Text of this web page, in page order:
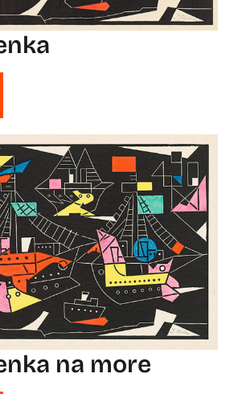
na more